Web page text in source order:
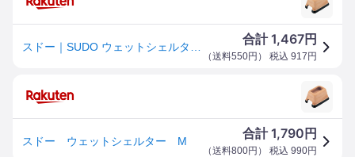
合計1,467円
（送料550円 ） 税込 917 円
スドー ウェットシェルター M
合計1,790 円
（送料800円 ） 税込 990円